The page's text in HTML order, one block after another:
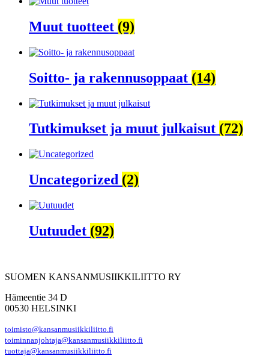
Muut tuotteet (9)
Soitto- ja rakennusoppaat (14)
Tutkimukset ja muut julkaisut (72)
Uncategorized (2)
Uutuudet (92)
SUOMEN KANSANMUSIIKKILIITTO RY
Hämeentie 34 D
00530 HELSINKI
toimisto@kansanmusiikkiliitto.fi
toiminnanjohtaja@kansanmusiikkiliitto.fi
tuottaja@kansanmusiikkiliitto.fi